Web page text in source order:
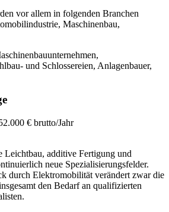
vor allem in folgenden Branchen
Maschinenbau,
und Schlossereien, Anlagenbauer,
€ brutto/Jahr
Leichtbau, additive Fertigung und
neue Spezialisierungsfelder.
durch Elektromobilität verändert zwar die
den Bedarf an qualifizierten